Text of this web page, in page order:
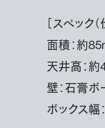
［スペック（
面積：約
天井高：約
壁：石膏
ボックス